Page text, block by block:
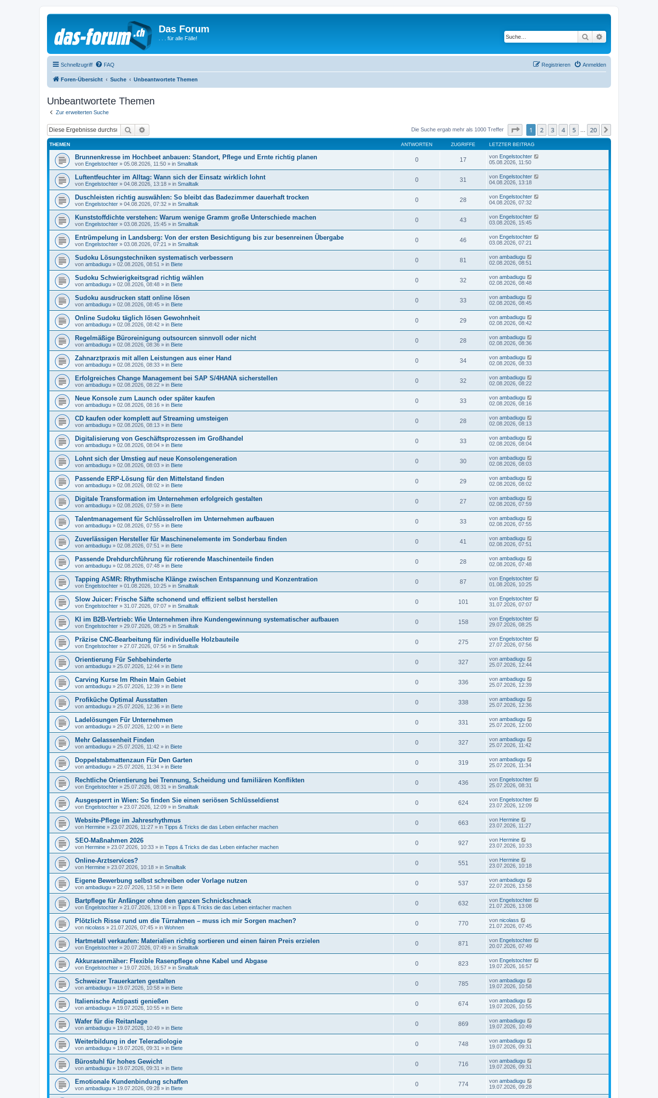
Das Forum
. . . für alle Fälle! Suche
Schnellzugriff FAQ Anmelden
Registrieren
Foren-Übersicht Suche Unbeantwortete Themen
Unbeantwortete Themen
Zur erweiterten Suche
Suche Die Suche ergab mehr als 1000 Treffer Seite von20
1 2 3 4 5 20
THEMEN ANTWORTEN ZUGRIFFE LETZTER BEITRAG
Brunnenkresse im Hochbeet anbauen: Standort, Pflege und Ernte richtig planen
von Engelstochter » 05.08.2026, 11:50 » in Smalltalk
0 17 von Engelstochter
05.08.2026, 11:50
Luftentfeuchter im Alltag: Wann sich der Einsatz wirklich lohnt
von Engelstochter » 04.08.2026, 13:18 » in Smalltalk
0 31 von Engelstochter
04.08.2026, 13:18
Duschleisten richtig auswählen: So bleibt das Badezimmer dauerhaft trocken
von Engelstochter » 04.08.2026, 07:32 » in Smalltalk
0 28 von Engelstochter
04.08.2026, 07:32
Kunststoffdichte verstehen: Warum wenige Gramm große Unterschiede machen
von Engelstochter » 03.08.2026, 15:45 » in Smalltalk
0 43 von Engelstochter
03.08.2026, 15:45
Entrümpelung in Landsberg: Von der ersten Besichtigung bis zur besenreinen Übergabe
von Engelstochter » 03.08.2026, 07:21 » in Smalltalk
0 46 von Engelstochter
03.08.2026, 07:21
Sudoku Lösungstechniken systematisch verbessern
von ambadiugu » 02.08.2026, 08:51 » in Biete
0 81 von ambadiugu
02.08.2026, 08:51
Sudoku Schwierigkeitsgrad richtig wählen
von ambadiugu » 02.08.2026, 08:48 » in Biete
0 32 von ambadiugu
02.08.2026, 08:48
Sudoku ausdrucken statt online lösen
von ambadiugu » 02.08.2026, 08:45 » in Biete
0 33 von ambadiugu
02.08.2026, 08:45
Online Sudoku täglich lösen Gewohnheit
von ambadiugu » 02.08.2026, 08:42 » in Biete
0 29 von ambadiugu
02.08.2026, 08:42
Regelmäßige Büroreinigung outsourcen sinnvoll oder nicht
von ambadiugu » 02.08.2026, 08:36 » in Biete
0 28 von ambadiugu
02.08.2026, 08:36
Zahnarztpraxis mit allen Leistungen aus einer Hand
von ambadiugu » 02.08.2026, 08:33 » in Biete
0 34 von ambadiugu
02.08.2026, 08:33
Erfolgreiches Change Management bei SAP S/4HANA sicherstellen
von ambadiugu » 02.08.2026, 08:22 » in Biete
0 32 von ambadiugu
02.08.2026, 08:22
Neue Konsole zum Launch oder später kaufen
von ambadiugu » 02.08.2026, 08:16 » in Biete
0 33 von ambadiugu
02.08.2026, 08:16
CD kaufen oder komplett auf Streaming umsteigen
von ambadiugu » 02.08.2026, 08:13 » in Biete
0 28 von ambadiugu
02.08.2026, 08:13
Digitalisierung von Geschäftsprozessen im Großhandel
von ambadiugu » 02.08.2026, 08:04 » in Biete
0 33 von ambadiugu
02.08.2026, 08:04
Lohnt sich der Umstieg auf neue Konsolengeneration
von ambadiugu » 02.08.2026, 08:03 » in Biete
0 30 von ambadiugu
02.08.2026, 08:03
Passende ERP-Lösung für den Mittelstand finden
von ambadiugu » 02.08.2026, 08:02 » in Biete
0 29 von ambadiugu
02.08.2026, 08:02
Digitale Transformation im Unternehmen erfolgreich gestalten
von ambadiugu » 02.08.2026, 07:59 » in Biete
0 27 von ambadiugu
02.08.2026, 07:59
Talentmanagement für Schlüsselrollen im Unternehmen aufbauen
von ambadiugu » 02.08.2026, 07:55 » in Biete
0 33 von ambadiugu
02.08.2026, 07:55
Zuverlässigen Hersteller für Maschinenelemente im Sonderbau finden
von ambadiugu » 02.08.2026, 07:51 » in Biete
0 41 von ambadiugu
02.08.2026, 07:51
Passende Drehdurchführung für rotierende Maschinenteile finden
von ambadiugu » 02.08.2026, 07:48 » in Biete
0 28 von ambadiugu
02.08.2026, 07:48
Tapping ASMR: Rhythmische Klänge zwischen Entspannung und Konzentration
von Engelstochter » 01.08.2026, 10:25 » in Smalltalk
0 87 von Engelstochter
01.08.2026, 10:25
Slow Juicer: Frische Säfte schonend und effizient selbst herstellen
von Engelstochter » 31.07.2026, 07:07 » in Smalltalk
0 101 von Engelstochter
31.07.2026, 07:07
KI im B2B-Vertrieb: Wie Unternehmen ihre Kundengewinnung systematischer aufbauen
von Engelstochter » 29.07.2026, 08:25 » in Smalltalk
0 158 von Engelstochter
29.07.2026, 08:25
Präzise CNC-Bearbeitung für individuelle Holzbauteile
von Engelstochter » 27.07.2026, 07:56 » in Smalltalk
0 275 von Engelstochter
27.07.2026, 07:56
Orientierung Für Sehbehinderte
von ambadiugu » 25.07.2026, 12:44 » in Biete
0 327 von ambadiugu
25.07.2026, 12:44
Carving Kurse Im Rhein Main Gebiet
von ambadiugu » 25.07.2026, 12:39 » in Biete
0 336 von ambadiugu
25.07.2026, 12:39
Profiküche Optimal Ausstatten
von ambadiugu » 25.07.2026, 12:36 » in Biete
0 338 von ambadiugu
25.07.2026, 12:36
Ladelösungen Für Unternehmen
von ambadiugu » 25.07.2026, 12:00 » in Biete
0 331 von ambadiugu
25.07.2026, 12:00
Mehr Gelassenheit Finden
von ambadiugu » 25.07.2026, 11:42 » in Biete
0 327 von ambadiugu
25.07.2026, 11:42
Doppelstabmattenzaun Für Den Garten
von ambadiugu » 25.07.2026, 11:34 » in Biete
0 319 von ambadiugu
25.07.2026, 11:34
Rechtliche Orientierung bei Trennung, Scheidung und familiären Konflikten
von Engelstochter » 25.07.2026, 08:31 » in Smalltalk
0 436 von Engelstochter
25.07.2026, 08:31
Ausgesperrt in Wien: So finden Sie einen seriösen Schlüsseldienst
von Engelstochter » 23.07.2026, 12:09 » in Smalltalk
0 624 von Engelstochter
23.07.2026, 12:09
Website-Pflege im Jahresrhythmus
von Hermine » 23.07.2026, 11:27 » in Tipps & Tricks die das Leben einfacher machen
0 663 von Hermine
23.07.2026, 11:27
SEO-Maßnahmen 2026
von Hermine » 23.07.2026, 10:33 » in Tipps & Tricks die das Leben einfacher machen
0 927 von Hermine
23.07.2026, 10:33
Online-Arztservices?
von Hermine » 23.07.2026, 10:18 » in Smalltalk
0 551 von Hermine
23.07.2026, 10:18
Eigene Bewerbung selbst schreiben oder Vorlage nutzen
von ambadiugu » 22.07.2026, 13:58 » in Biete
0 537 von ambadiugu
22.07.2026, 13:58
Bartpflege für Anfänger ohne den ganzen Schnickschnack
von Engelstochter » 21.07.2026, 13:08 » in Tipps & Tricks die das Leben einfacher machen
0 632 von Engelstochter
21.07.2026, 13:08
Plötzlich Risse rund um die Türrahmen – muss ich mir Sorgen machen?
von nicolass » 21.07.2026, 07:45 » in Wohnen
0 770 von nicolass
21.07.2026, 07:45
Hartmetall verkaufen: Materialien richtig sortieren und einen fairen Preis erzielen
von Engelstochter » 20.07.2026, 07:49 » in Smalltalk
0 871 von Engelstochter
20.07.2026, 07:49
Akkurasenmäher: Flexible Rasenpflege ohne Kabel und Abgase
von Engelstochter » 19.07.2026, 16:57 » in Smalltalk
0 823 von Engelstochter
19.07.2026, 16:57
Schweizer Trauerkarten gestalten
von ambadiugu » 19.07.2026, 10:58 » in Biete
0 785 von ambadiugu
19.07.2026, 10:58
Italienische Antipasti genießen
von ambadiugu » 19.07.2026, 10:55 » in Biete
0 674 von ambadiugu
19.07.2026, 10:55
Wafer für die Reitanlage
von ambadiugu » 19.07.2026, 10:49 » in Biete
0 869 von ambadiugu
19.07.2026, 10:49
Weiterbildung in der Teleradiologie
von ambadiugu » 19.07.2026, 09:31 » in Biete
0 748 von ambadiugu
19.07.2026, 09:31
Bürostuhl für hohes Gewicht
von ambadiugu » 19.07.2026, 09:31 » in Biete
0 716 von ambadiugu
19.07.2026, 09:31
Emotionale Kundenbindung schaffen
von ambadiugu » 19.07.2026, 09:28 » in Biete
0 774 von ambadiugu
19.07.2026, 09:28